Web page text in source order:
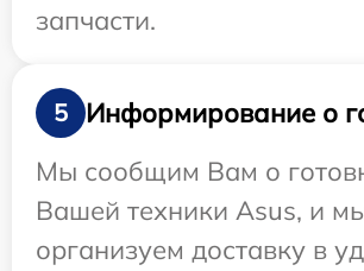
запчасти.
5
Информирование о
Мы сообщим Вам о
Вашей техники Asus, и
организуем доставку в